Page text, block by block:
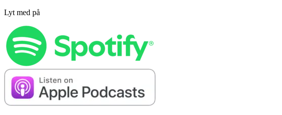
Lyt med på